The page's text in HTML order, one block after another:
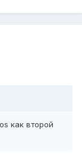
как второй